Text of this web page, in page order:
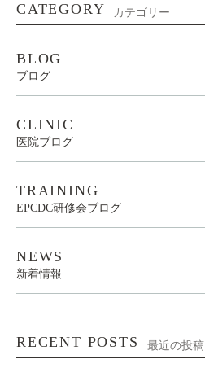
CATEGORY カテゴリー
BLOG
ブログ
CLINIC
医院ブログ
TRAINING
EPCDC研修会ブログ
NEWS
新着情報
RECENT POSTS 最近の投稿